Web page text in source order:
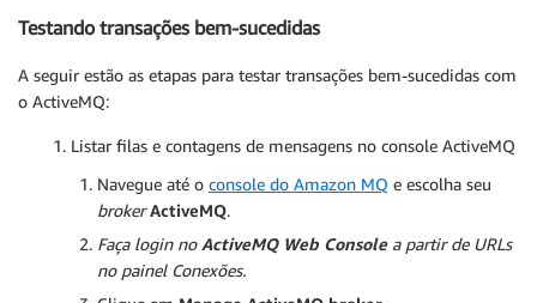
Testando transações bem-sucedidas
A seguir estão as etapas para testar transações bem-sucedidas com
o ActiveMQ:
Listar filas e contagens de mensagens no console ActiveMQ
Navegue até o console do Amazon MQ e escolha seu
broker ActiveMQ.
Faça login noActiveMQ Web Console a partir de URLs
no painel Conexões.